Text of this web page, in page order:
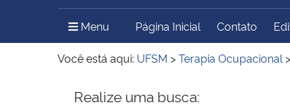
Ministério do Meio Ambiente Ministério do Turismo
Menu Menu Principal do Sítio
Página Inicial Contato
Você está aqui: UFSM >Terapia Ocupacional >
Início do conteúdo
Realize uma busca: